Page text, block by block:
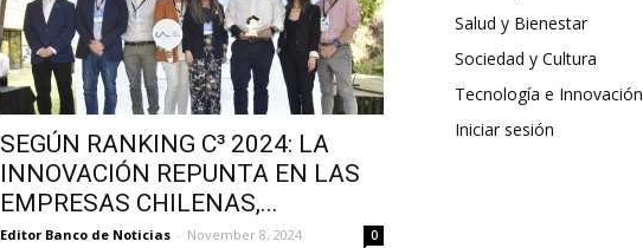
SEGÚN RANKING C³ 2024: LA
INNOVACIÓN REPUNTA EN LAS
EMPRESAS CHILENAS,...
Editor Banco de Noticias - November 8, 2024 0
Salud y Bienestar
Sociedad y Cultura
Tecnología e Innovación
Iniciar sesión